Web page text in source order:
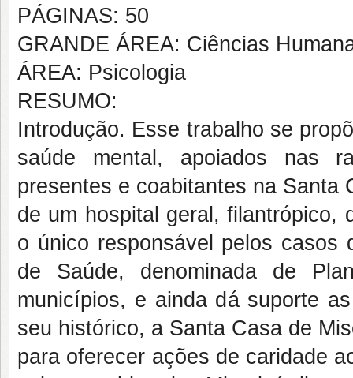
PÁGINAS: 50
GRANDE ÁREA: Ciências
ÁREA: Psicologia
RESUMO:
Introdução. Esse trabalho se
saúde mental, apoiados nas
presentes e coabitantes na Santa
de um hospital geral, filantrópico,
o único responsável pelos casos
de Saúde, denominada de
municípios, e ainda dá suporte
seu histórico, a Santa Casa de
para oferecer ações de caridade